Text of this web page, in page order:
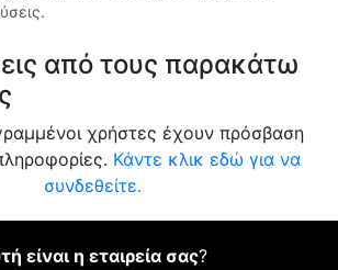
από τους παρακάτω
χρήστες έχουν πρόσβαση
Κάντε κλικ εδώ για να
συνδεθείτε.
είναι η εταιρεία σας?